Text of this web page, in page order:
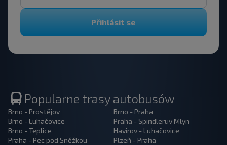
Přihlásit se
Popularne trasy autobusów
Brno - Prostějov
Brno - Luhačovice
Brno - Teplice
Praha - Pec pod Sněžkou
Brno - Praha
Praha - Spindleruv Mlyn
Havirov - Luhačovice
Plzeň - Praha